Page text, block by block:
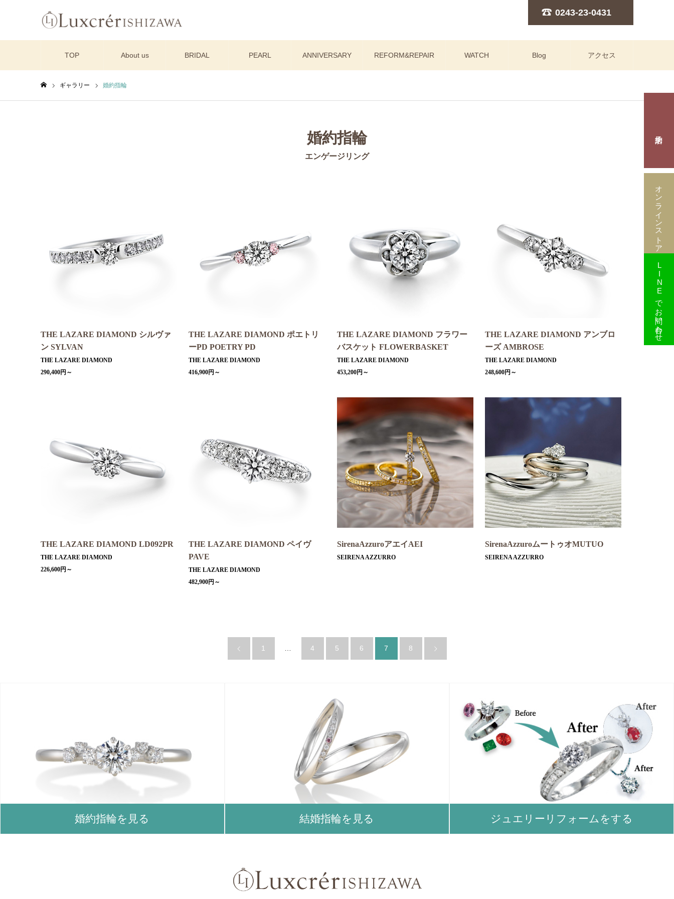
0243-23-0431
TOP About us BRIDAL PEARL ANNIVERSARY REFORM&REPAIR WATCH Blog アクセス
ギャラリー 婚約指輪
婚約指輪
エンゲージリング
THE LAZARE DIAMOND シルヴァ
ン SYLVAN
THE LAZARE DIAMOND
290,400円～
THE LAZARE DIAMOND ポエトリ
ーPD POETRY PD
THE LAZARE DIAMOND
416,900円～
THE LAZARE DIAMOND フラワー
バスケット FLOWERBASKET
THE LAZARE DIAMOND
453,200円～
THE LAZARE DIAMOND アンブロ
ーズ AMBROSE
THE LAZARE DIAMOND
248,600円～
THE LAZARE DIAMOND LD092PR
THE LAZARE DIAMOND
226,600円～
THE LAZARE DIAMOND ペイヴ
PAVE
THE LAZARE DIAMOND
482,900円～
SirenaAzzuroアエイAEI
SEIRENA AZZURRO
SirenaAzzuroムートゥオMUTUO
SEIRENA AZZURRO
1 4 5 6 7 8
オンラインストア
LINEでお問い合わせ
婚約指輪を見る 結婚指輪を見る ジュエリーリフォームをする